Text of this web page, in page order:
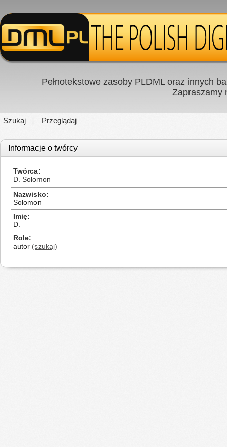
Pełnotekstowe zasoby PLDML oraz innych
Zapraszamy
Szukaj Przeglądaj
Informacje o twórcy
Twórca
D. Solomon
Nazwisko
Solomon
Imię
D.
Role
autor (szukaj)